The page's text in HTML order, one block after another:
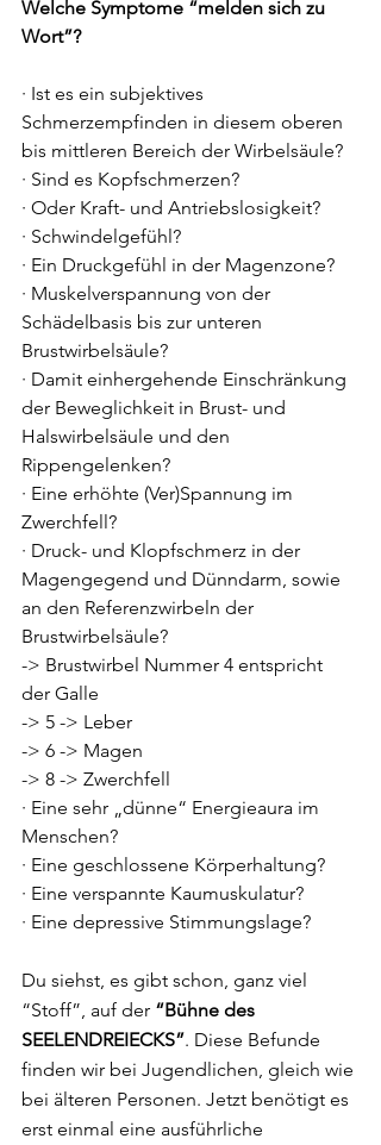
Welche Symptome “melden sich zu
Wort”?
· Ist es ein subjektives
Schmerzempfinden in diesem oberen
bis mittleren Bereich der Wirbelsäule?
· Sind es Kopfschmerzen?
· Oder Kraft- und Antriebslosigkeit?
· Schwindelgefühl?
· Ein Druckgefühl in der Magenzone?
· Muskelverspannung von der
Schädelbasis bis zur unteren
Brustwirbelsäule?
· Damit einhergehende Einschränkung
der Beweglichkeit in Brust- und
Halswirbelsäule und den
Rippengelenken?
· Eine erhöhte (Ver)Spannung im
Zwerchfell?
· Druck- und Klopfschmerz in der
Magengegend und Dünndarm, sowie
an den Referenzwirbeln der
Brustwirbelsäule?
-> Brustwirbel Nummer 4 entspricht
der Galle
-> 5 -> Leber
-> 6 -> Magen
-> 8 -> Zwerchfell
· Eine sehr „dünne“ Energieaura im
Menschen?
· Eine geschlossene Körperhaltung?
· Eine verspannte Kaumuskulatur?
· Eine depressive Stimmungslage?
Du siehst, es gibt schon, ganz viel
“Stoff”, auf der “Bühne des
SEELENDREIECKS”. Diese Befunde
finden wir bei Jugendlichen, gleich wie
bei älteren Personen. Jetzt benötigt es
erst einmal eine ausführliche